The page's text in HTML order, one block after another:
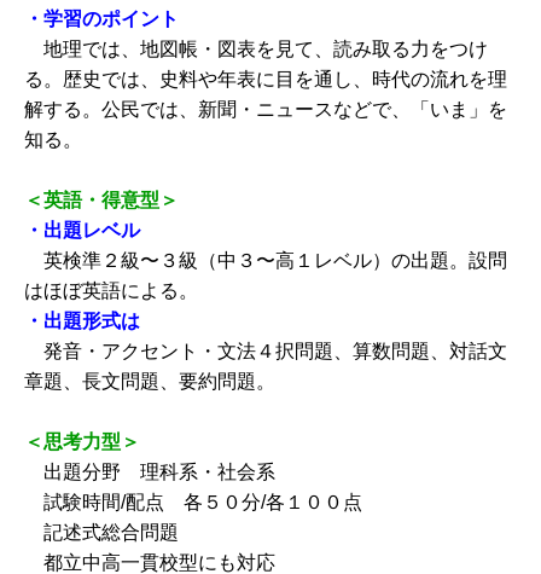
・学習のポイント
地理では、地図帳・図表を見て、読み取る力をつけ
る。歴史では、史料や年表に目を通し、時代の流れを理
解する。公民では、新聞・ニュースなどで、「いま」を
知る。
＜英語・得意型＞
・出題レベル
英検準２級〜３級（中３〜高１レベル）の出題。設問
はほぼ英語による。
・出題形式は
発音・アクセント・文法４択問題、算数問題、対話文
章題、長文問題、要約問題。
＜思考力型＞
出題分野 理科系・社会系
試験時間/配点 各５０分/各１００点
記述式総合問題
都立中高一貫校型にも対応